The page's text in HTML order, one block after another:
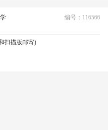
编号：116566
扫描版邮寄)